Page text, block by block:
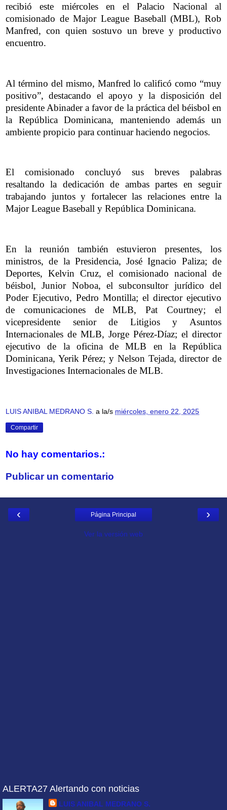
recibió este miércoles en el Palacio Nacional al
comisionado de Major League Baseball (MBL), Rob
Manfred, con quien sostuvo un breve y productivo
encuentro.
Al término del mismo, Manfred lo calificó como “muy
positivo”, destacando el apoyo y la disposición del
presidente Abinader a favor de la práctica del béisbol en
la República Dominicana, manteniendo además un
ambiente propicio para continuar haciendo negocios.
El comisionado concluyó sus breves palabras
resaltando la dedicación de ambas partes en seguir
trabajando juntos y fortalecer las relaciones entre la
Major League Baseball y República Dominicana.
En la reunión también estuvieron presentes, los
ministros, de la Presidencia, José Ignacio Paliza; de
Deportes, Kelvin Cruz, el comisionado nacional de
béisbol, Junior Noboa, el subconsultor jurídico del
Poder Ejecutivo, Pedro Montilla; el director ejecutivo
de comunicaciones de MLB, Pat Courtney; el
vicepresidente senior de Litigios y Asuntos
Internacionales de MLB, Jorge Pérez-Díaz; el director
ejecutivo de la oficina de MLB en la República
Dominicana, Yerik Pérez; y Nelson Tejada, director de
Investigaciones Internacionales de MLB.
LUIS ANIBAL MEDRANO S. a la/s miércoles, enero 22, 2025
Compartir
No hay comentarios.:
Publicar un comentario
‹ ›
Página Principal
Ver la versión web
ALERTA27 Alertando con noticias
LUIS ANIBAL MEDRANO S.